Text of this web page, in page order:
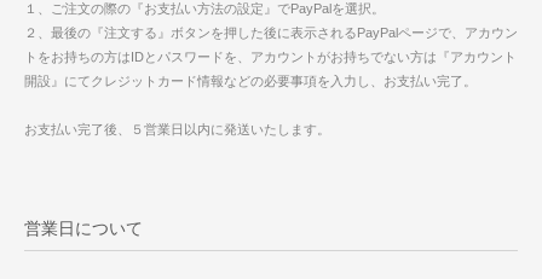
１、ご注文の際の『お支払い方法の設定』でPayPalを選択。
２、最後の『注文する』ボタンを押した後に表示されるPayPalページで、アカウン
トをお持ちの方はIDとパスワードを、アカウントがお持ちでない方は『アカウント
開設』にてクレジットカード情報などの必要事項を入力し、お支払い完了。
お支払い完了後、５営業日以内に発送いたします。
営業日について